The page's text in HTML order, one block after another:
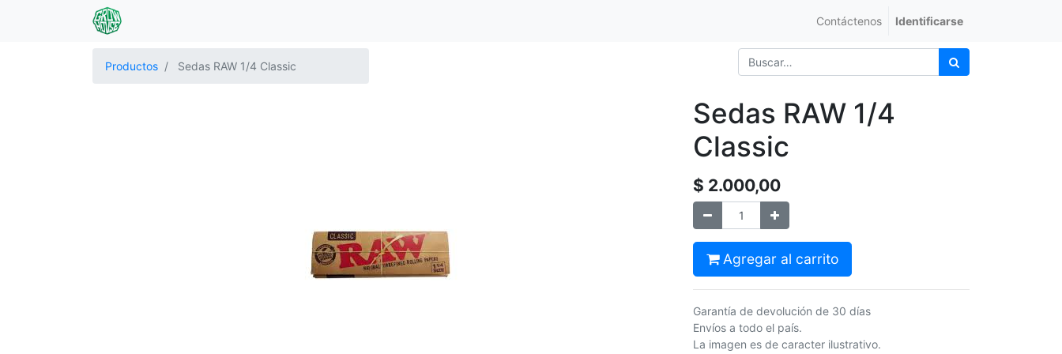
Contáctenos Identificarse
Productos Sedas RAW 1/4 Classic
Sedas RAW 1/4
Classic
$ 2.000,00
Agregar al carrito
Garantía de devolución de 30 días
Envíos a todo el país.
La imagen es de caracter ilustrativo.